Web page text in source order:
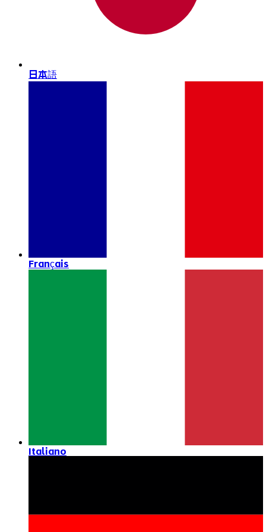
日本語
Français
Italiano